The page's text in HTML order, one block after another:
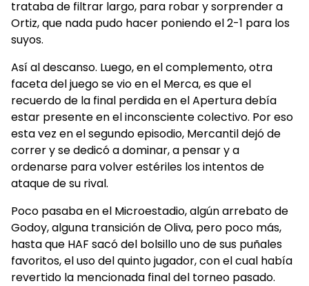
trataba de filtrar largo, para robar y sorprender a
Ortiz, que nada pudo hacer poniendo el 2-1 para los
suyos.
Así al descanso. Luego, en el complemento, otra
faceta del juego se vio en el Merca, es que el
recuerdo de la final perdida en el Apertura debía
estar presente en el inconsciente colectivo. Por eso
esta vez en el segundo episodio, Mercantil dejó de
correr y se dedicó a dominar, a pensar y a
ordenarse para volver estériles los intentos de
ataque de su rival.
Poco pasaba en el Microestadio, algún arrebato de
Godoy, alguna transición de Oliva, pero poco más,
hasta que HAF sacó del bolsillo uno de sus puñales
favoritos, el uso del quinto jugador, con el cual había
revertido la mencionada final del torneo pasado.